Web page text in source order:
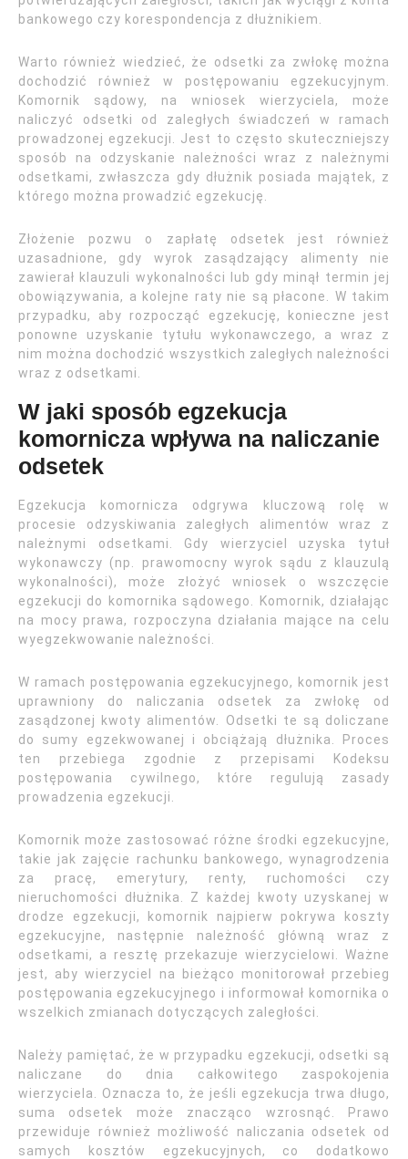
bankowego czy korespondencja z dłużnikiem.
Warto również wiedzieć, że odsetki za zwłokę można
dochodzić również w postępowaniu egzekucyjnym.
Komornik sądowy, na wniosek wierzyciela, może
naliczyć odsetki od zaległych świadczeń w ramach
prowadzonej egzekucji. Jest to często skuteczniejszy
sposób na odzyskanie należności wraz z należnymi
odsetkami, zwłaszcza gdy dłużnik posiada majątek, z
którego można prowadzić egzekucję.
Złożenie pozwu o zapłatę odsetek jest również
uzasadnione, gdy wyrok zasądzający alimenty nie
zawierał klauzuli wykonalności lub gdy minął termin jej
obowiązywania, a kolejne raty nie są płacone. W takim
przypadku, aby rozpocząć egzekucję, konieczne jest
ponowne uzyskanie tytułu wykonawczego, a wraz z
nim można dochodzić wszystkich zaległych należności
wraz z odsetkami.
W jaki sposób egzekucja
komornicza wpływa na naliczanie
odsetek
Egzekucja komornicza odgrywa kluczową rolę w
procesie odzyskiwania zaległych alimentów wraz z
należnymi odsetkami. Gdy wierzyciel uzyska tytuł
wykonawczy (np. prawomocny wyrok sądu z klauzulą
wykonalności), może złożyć wniosek o wszczęcie
egzekucji do komornika sądowego. Komornik, działając
na mocy prawa, rozpoczyna działania mające na celu
wyegzekwowanie należności.
W ramach postępowania egzekucyjnego, komornik jest
uprawniony do naliczania odsetek za zwłokę od
zasądzonej kwoty alimentów. Odsetki te są doliczane
do sumy egzekwowanej i obciążają dłużnika. Proces
ten przebiega zgodnie z przepisami Kodeksu
postępowania cywilnego, które regulują zasady
prowadzenia egzekucji.
Komornik może zastosować różne środki egzekucyjne,
takie jak zajęcie rachunku bankowego, wynagrodzenia
za pracę, emerytury, renty, ruchomości czy
nieruchomości dłużnika. Z każdej kwoty uzyskanej w
drodze egzekucji, komornik najpierw pokrywa koszty
egzekucyjne, następnie należność główną wraz z
odsetkami, a resztę przekazuje wierzycielowi. Ważne
jest, aby wierzyciel na bieżąco monitorował przebieg
postępowania egzekucyjnego i informował komornika o
wszelkich zmianach dotyczących zaległości.
Należy pamiętać, że w przypadku egzekucji, odsetki są
naliczane do dnia całkowitego zaspokojenia
wierzyciela. Oznacza to, że jeśli egzekucja trwa długo,
suma odsetek może znacząco wzrosnąć. Prawo
przewiduje również możliwość naliczania odsetek od
samych kosztów egzekucyjnych, co dodatkowo